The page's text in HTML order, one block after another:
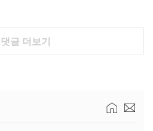
댓글 더보기